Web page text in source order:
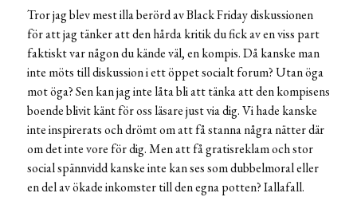
Tror jag blev mest illa berörd av Black Friday diskussionen
för att jag tänker att den hårda kritik du fick av en viss part
faktiskt var någon du kände väl, en kompis. Då kanske man
inte möts till diskussion i ett öppet socialt forum? Utan öga
mot öga? Sen kan jag inte låta bli att tänka att den kompisens
boende blivit känt för oss läsare just via dig. Vi hade kanske
inte inspirerats och drömt om att få stanna några nätter där
om det inte vore för dig. Men att få gratisreklam och stor
social spännvidd kanske inte kan ses som dubbelmoral eller
en del av ökade inkomster till den egna potten? Iallafall.